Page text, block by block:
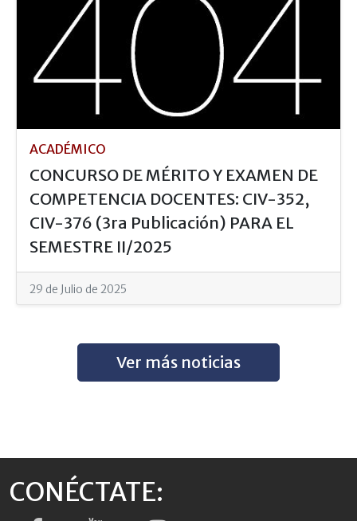
ACADÉMICO
CONCURSO DE MÉRITO Y EXAMEN DE
COMPETENCIA DOCENTES: CIV-352,
CIV-376 (3ra Publicación) PARA EL
SEMESTRE II/2025
29 de Julio de 2025
Ver más noticias
CONÉCTATE: